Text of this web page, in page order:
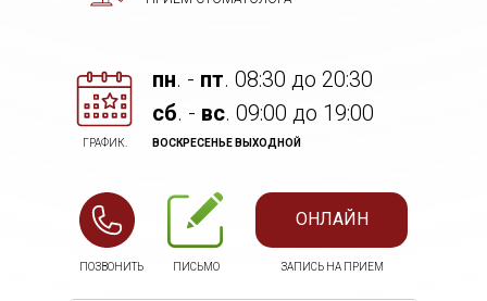
ПИСЬМО
ПОЗВОНИТЬ ЗАПИСЬ НА ПРИЕМ
ОНЛАЙН
ГРАФИК. ВОСКРЕСЕНЬЕ ВЫХОДНОЙ
пн. - пт. 08:30 до 20:30
cб. - вс. 09:00 до 19:00